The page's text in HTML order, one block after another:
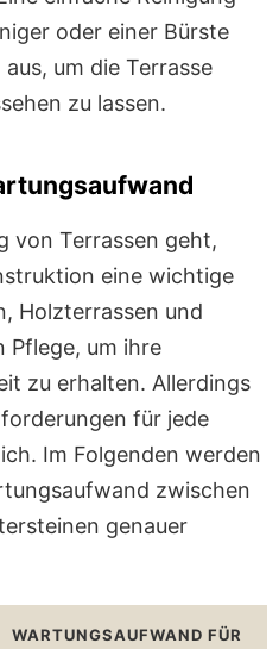
oder einer Bürste
um die Terrasse
zu lassen.
von Terrassen geht,
eine wichtige
Holzterrassen und
Pflege, um ihre
zu erhalten. Allerdings
für jede
Im Folgenden werden
zwischen
genauer
WARTUNGSAUFWAND FÜR